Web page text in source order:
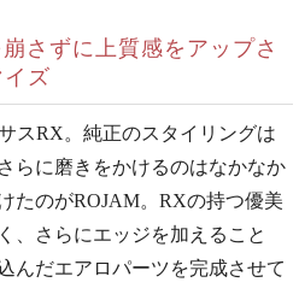
さずに上質感をアップさ
ズ
スRX。純正のスタイリングは
らに磨きをかけるのはなかなか
たのがROJAM。RXの持つ優美
、さらにエッジを加えること
んだエアロパーツを完成させて